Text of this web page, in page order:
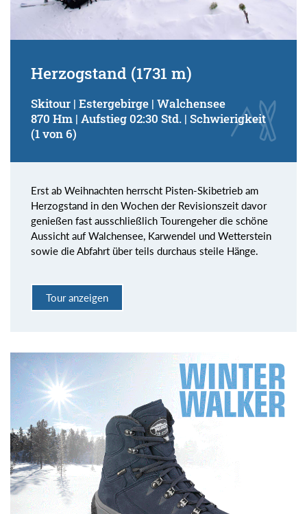
Herzogstand (1731 m)
Skitour | Estergebirge | Walchensee
870 Hm | Aufstieg 02:30 Std. | Schwierigkeit
(1 von 6)
Erst ab Weihnachten herrscht Pisten-Skibetrieb am
Herzogstand in den Wochen der Revisionszeit davor
genießen fast ausschließlich Tourengeher die schöne
Aussicht auf Walchensee, Karwendel und Wetterstein
sowie die Abfahrt über teils durchaus steile Hänge.
Tour anzeigen